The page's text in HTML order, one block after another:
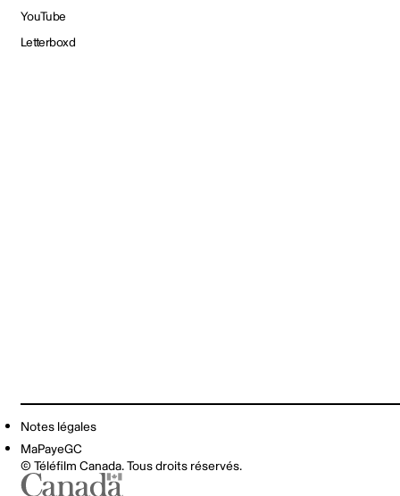
YouTube
Letterboxd
Notes légales
MaPayeGC
© Téléfilm Canada. Tous droits réservés.